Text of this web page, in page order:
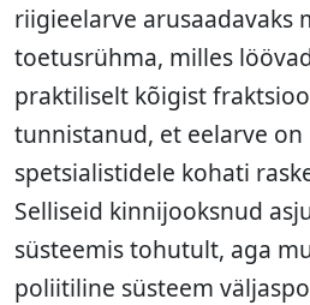
riigieelarve arusaadavaks
toetusrühma, milles
praktiliselt kõigist
tunnistanud, et eelarve on
spetsialistidele kohati
Selliseid kinnijooksnud
süsteemis tohutult, aga
poliitiline süsteem